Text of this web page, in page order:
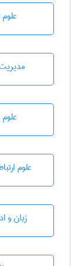
علوم
زبان و